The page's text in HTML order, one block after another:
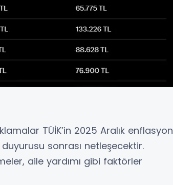
TÜİK’in 2025 Aralık enflasyon
duyurusu sonrası netleşecektir.
aile yardımı gibi faktörler